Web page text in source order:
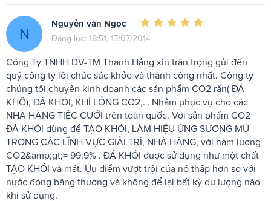
N
Nguyễn văn Ngọc
Đăng lúc: 18:51, 17/07/2014
Công Ty TNHH DV-TM Thanh Hằng xin trân trọng gửi đến
quý công ty lời chúc sức khỏe và thành công nhất. Công ty
chúng tôi chuyên kinh doanh các sản phẩm CO2 rắn( ĐÁ
KHÔ), ĐÁ KHÓI, KHÍ LỎNG CO2,… Nhằm phục vụ cho các
NHÀ HÀNG TIỆC CƯỚI trên toàn quốc. Với sản phẩm CO2
ĐÁ KHÓI dùng để TẠO KHÓI, LÀM HIỆU ỨNG SƯƠNG MÙ
TRONG CÁC LĨNH VỰC GIẢI TRÍ, NHÀ HÀNG, với hàm lượng
CO2&amp;gt;= 99.9% . ĐÁ KHÓI được sử dụng như một chất
TẠO KHÓI và mát. Ưu điểm vượt trội của nó thấp hơn so với
nước đóng băng thường và không để lại bất kỳ dư lượng nào
khi sử dụng.